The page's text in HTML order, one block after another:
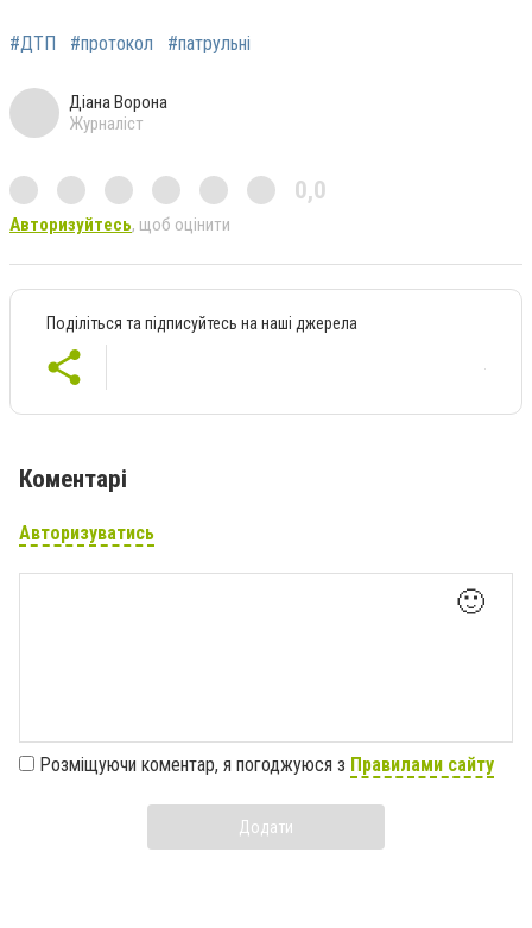
#ДТП #протокол #патрульні
Діана Ворона
Журналіст
0,0
Авторизуйтесь, щоб оцінити
Поділіться та підписуйтесь на наші джерела
Коментарі
Авторизуватись
🙂
Розміщуючи коментар, я погоджуюся з Правилами сайту
Додати